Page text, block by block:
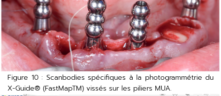
Figure 10 : Scanbodies spécifiques à la photogrammétrie du
X-Guide® (FastMapTM) vissés sur les piliers MUA.